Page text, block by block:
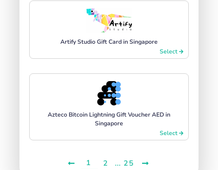
Artify Studio Gift Card in Singapore
Select
Azteco Bitcoin Lightning Gift Voucher AED in
Singapore
Select
1 2 ... 25